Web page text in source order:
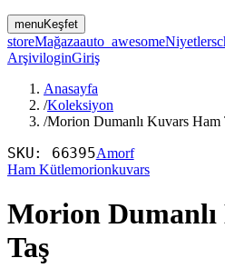
menuKeşfet
storeMağazaauto_awesomeNiyetler
ArşiviloginGiriş
Anasayfa
/Koleksiyon
/Morion Dumanlı Kuvars Ham
SKU: 66395Amorf
Ham Kütlemorionkuvars
Morion
Taş